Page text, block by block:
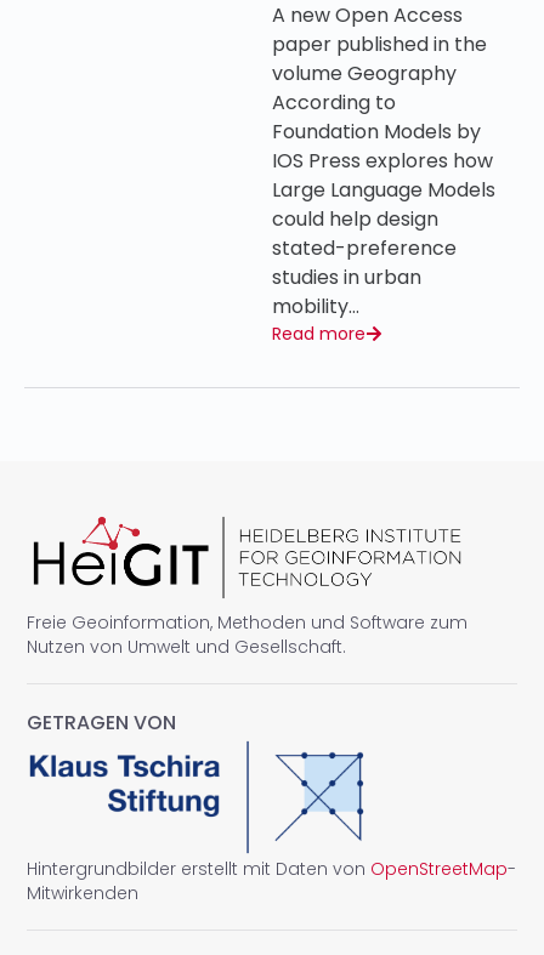
A new Open Access
paper published in the
volume Geography
According to
Foundation Models by
IOS Press explores how
Large Language Models
could help design
stated-preference
studies in urban
mobility…
Read more
Freie Geoinformation, Methoden und Software zum
Nutzen von Umwelt und Gesellschaft.
GETRAGEN VON
Hintergrundbilder erstellt mit Daten von OpenStreetMap-
Mitwirkenden